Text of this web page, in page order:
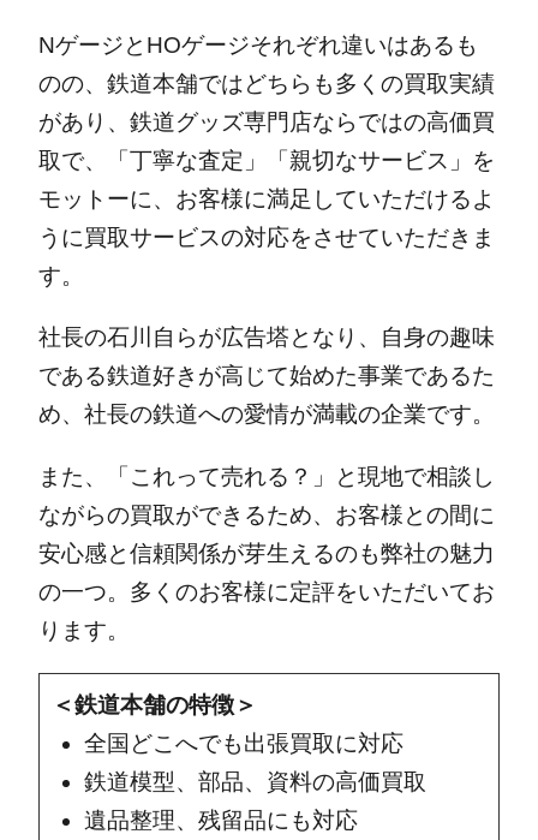
NゲージとHOゲージそれぞれ違いはあるも
のの、鉄道本舗ではどちらも多くの買取実績
があり、鉄道グッズ専門店ならではの高価買
取で、「丁寧な査定」「親切なサービス」を
モットーに、お客様に満足していただけるよ
うに買取サービスの対応をさせていただきま
す。
社長の石川自らが広告塔となり、自身の趣味
である鉄道好きが高じて始めた事業であるた
め、社長の鉄道への愛情が満載の企業です。
また、「これって売れる？」と現地で相談し
ながらの買取ができるため、お客様との間に
安心感と信頼関係が芽生えるのも弊社の魅力
の一つ。多くのお客様に定評をいただいてお
ります。
＜鉄道本舗の特徴＞
全国どこへでも出張買取に対応
鉄道模型、部品、資料の高価買取
遺品整理、残留品にも対応